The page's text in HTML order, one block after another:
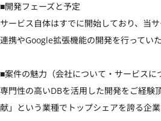
■開発フェーズと予定
サービス自体はすでに開始しており、当
連携やGoogle拡張機能の開発を行っていた
■案件の魅力（会社について・サービスに
専門性の高いDBを活用した開発をご経験
献」という業種でトップシェアを誇る企業